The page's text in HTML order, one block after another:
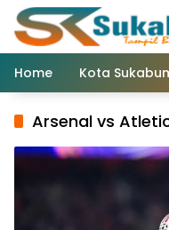
Langsung
konten
Home
Kota
Arsenal vs